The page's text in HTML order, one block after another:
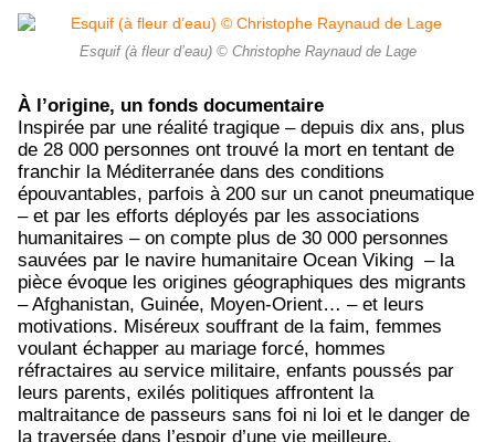
Esquif (à fleur d’eau) © Christophe Raynaud de Lage
À l’origine, un fonds documentaire
Inspirée par une réalité tragique – depuis dix ans, plus
de 28 000 personnes ont trouvé la mort en tentant de
franchir la Méditerranée dans des conditions
épouvantables, parfois à 200 sur un canot pneumatique
– et par les efforts déployés par les associations
humanitaires – on compte plus de 30 000 personnes
sauvées par le navire humanitaire Ocean Viking – la
pièce évoque les origines géographiques des migrants
– Afghanistan, Guinée, Moyen-Orient… – et leurs
motivations. Miséreux souffrant de la faim, femmes
voulant échapper au mariage forcé, hommes
réfractaires au service militaire, enfants poussés par
leurs parents, exilés politiques affrontent la
maltraitance de passeurs sans foi ni loi et le danger de
la traversée dans l’espoir d’une vie meilleure.